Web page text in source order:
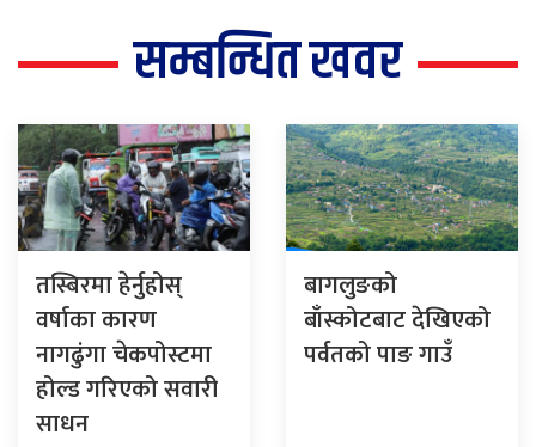
सम्बन्धित खवर
तस्बिरमा हेर्नुहोस्
वर्षाका कारण
नागढुंगा चेकपोस्टमा
होल्ड गरिएको सवारी
साधन
बागलुङको
बाँस्कोटबाट देखिएको
पर्वतको पाङ गाउँ